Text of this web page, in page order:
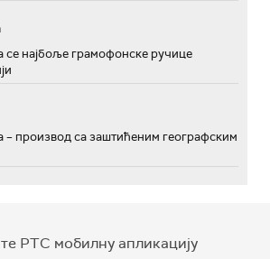
се најбоље грамофонске ручице
– производ са заштићеним географским
РТС мобилну апликацију